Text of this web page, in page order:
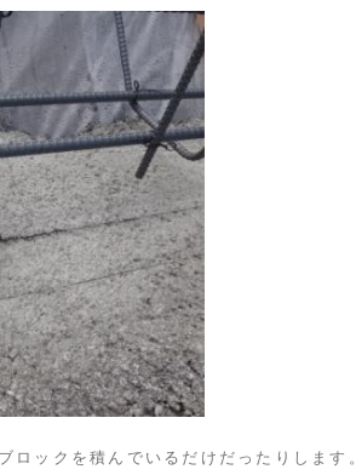
ロックを積んでいるだけだったりします